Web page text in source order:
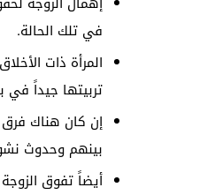
في تلك الحالة.
المرأة ذات
تربيتها جيداً في
إن كان هناك
بينهم وحدوث
أيضاً تفوق